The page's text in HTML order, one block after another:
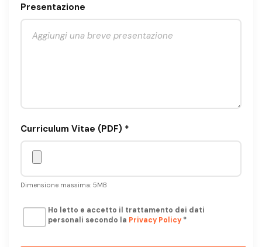
Presentazione
Curriculum Vitae (PDF) *
Dimensione massima: 5MB
Ho letto e accetto il trattamento dei dati
personali secondo la Privacy Policy *